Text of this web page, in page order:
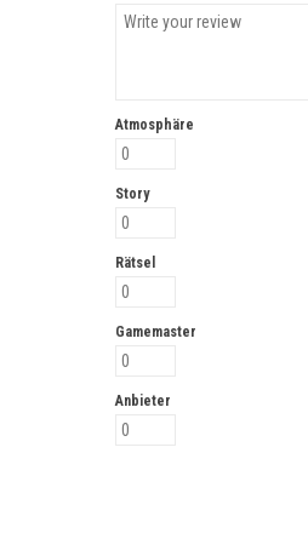
Atmosphäre
Story
Rätsel
Gamemaster
Anbieter